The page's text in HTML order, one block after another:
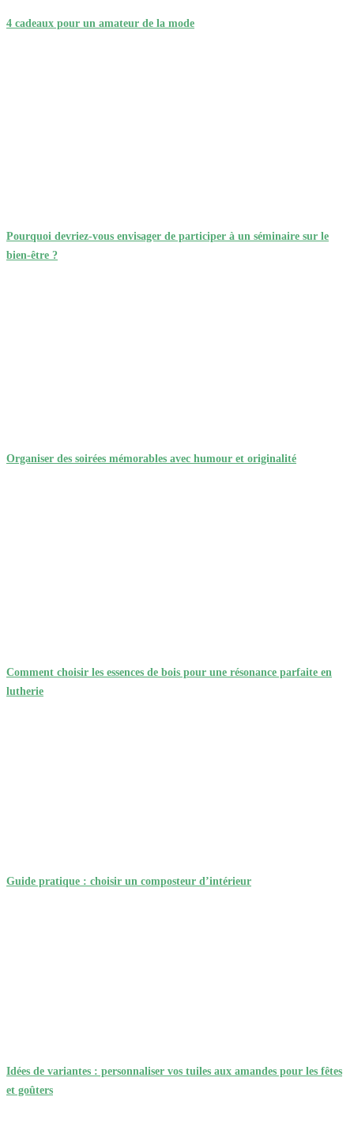
4 cadeaux pour un amateur de la mode
Pourquoi devriez-vous envisager de participer à un séminaire sur le
bien-être ?
Organiser des soirées mémorables avec humour et originalité
Comment choisir les essences de bois pour une résonance parfaite en
lutherie
Guide pratique : choisir un composteur d’intérieur
Idées de variantes : personnaliser vos tuiles aux amandes pour les fêtes
et goûters